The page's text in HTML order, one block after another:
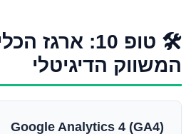
🛠️ טופ 10: ארגז
המשווק הדיגיטלי
Google Analytics 4 (GA4)